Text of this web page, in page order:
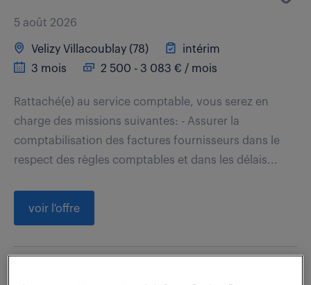
5 août 2026
Velizy Villacoublay (78)
intérim
3 mois
2 500 - 3 083 € / mois
Rattaché(e) au service comptable, vous serez en
charge des missions suivantes: - Assurer la
comptabilisation des factures fournisseurs dans le
respect des règles comptables et dans les délais...
voir l'offre